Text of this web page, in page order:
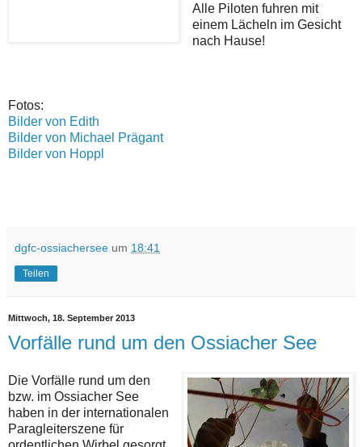
Alle Piloten fuhren mit
einem Lächeln im Gesicht
nach Hause!
Fotos:
Bilder von Edith
Bilder von Michael Prägant
Bilder von Hoppl
dgfc-ossiachersee um 18:41
Teilen
Mittwoch, 18. September 2013
Vorfälle rund um den Ossiacher See
Die Vorfälle rund um den
bzw. im Ossiacher See
haben in der internationalen
Paragleiterszene für